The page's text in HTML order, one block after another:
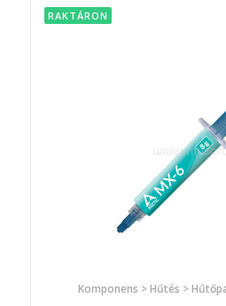
RAKTÁRON
Komponens > Hűtés >